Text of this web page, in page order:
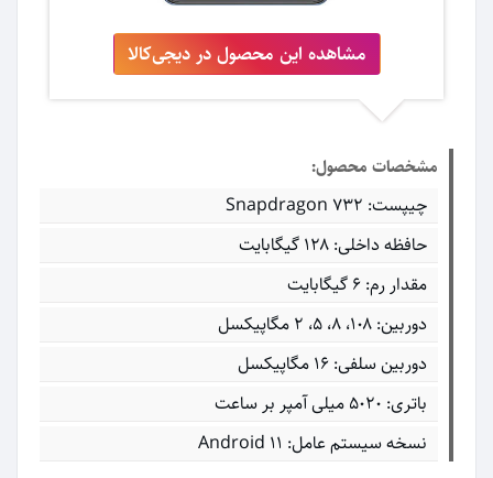
مشاهده این محصول در دیجی‌کالا
مشخصات محصول:
چیپست: Snapdragon 732
حافظه داخلی: ۱۲۸ گیگابایت
مقدار رم: ۶ گیگابایت
دوربین: ۱۰۸، ۸، ۵، ۲ مگاپیکسل
دوربین سلفی: ۱۶ مگاپیکسل
باتری: ۵۰۲۰ میلی آمپر بر ساعت
نسخه سیستم عامل: Android 11